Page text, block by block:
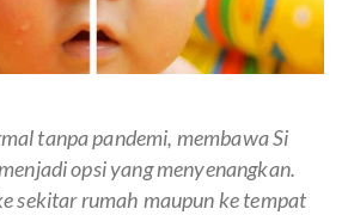
tanpa pandemi, membawa Si
opsi yang menyenangkan.
sekitar rumah maupun ke tempat